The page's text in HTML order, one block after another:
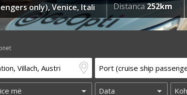
only), Venice, Itali
Distanca 252km